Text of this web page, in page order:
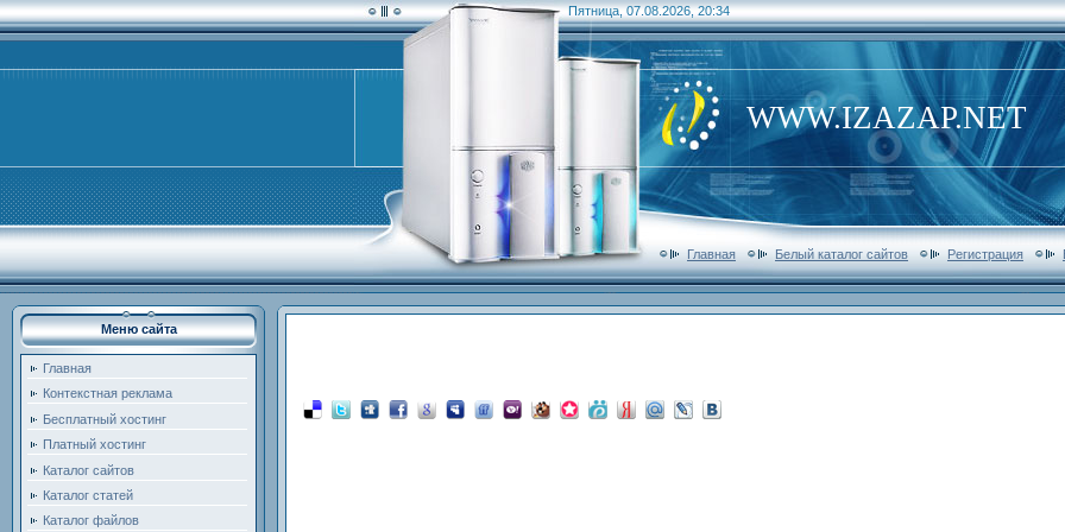
Пятница, 07.08.2026, 20:34
WWW.IZAZAP.NET
Главная Белый каталог сайтов Регистрация
Меню сайта
Главная
Контекстная реклама
Бесплатный хостинг
Платный хостинг
Каталог сайтов
Каталог статей
Каталог файлов